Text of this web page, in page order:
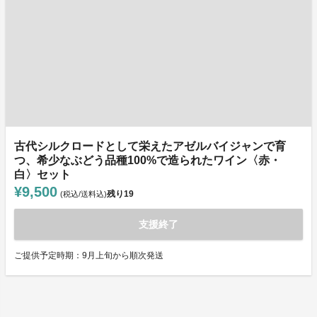
古代シルクロードとして栄えたアゼルバイジャンで育
つ、希少なぶどう品種100%で造られたワイン〈赤・
白〉セット
¥9,500 (税込/送料込)残り19
支援終了
ご提供予定時期：9月上旬から順次発送